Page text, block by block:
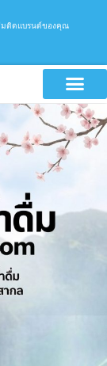
มติดแบรนด์ของคุณ